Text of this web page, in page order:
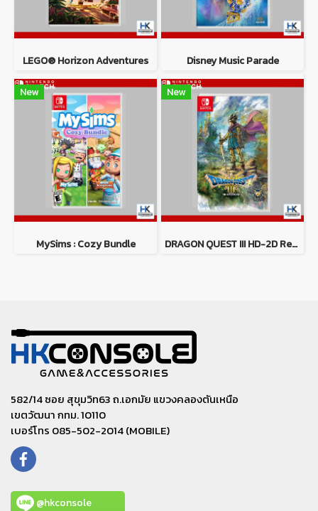
LEGO® Horizon Adventures Disney Music Parade
New
MySims : Cozy Bundle
New
DRAGON QUEST III HD-2D Remake
582/14 ซอย สุขุมวิท63 ถ.เอกมัย แขวงคลองตันเหนือ
เขตวัฒนา กทม. 10110
เบอร์โทร 085-502-2014 (MOBILE)
@hkconsole